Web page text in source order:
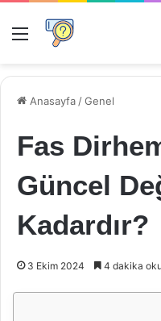
Menü
Anasayfa /Genel
Fas
Güncel
Kadardır?
3 Ekim 2024 4 dakika